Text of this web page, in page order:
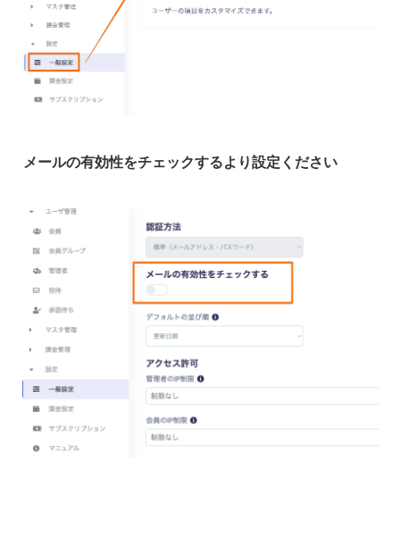
メールの有効性をチェックするより設定ください